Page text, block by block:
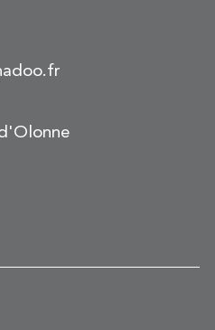
d'Olonne